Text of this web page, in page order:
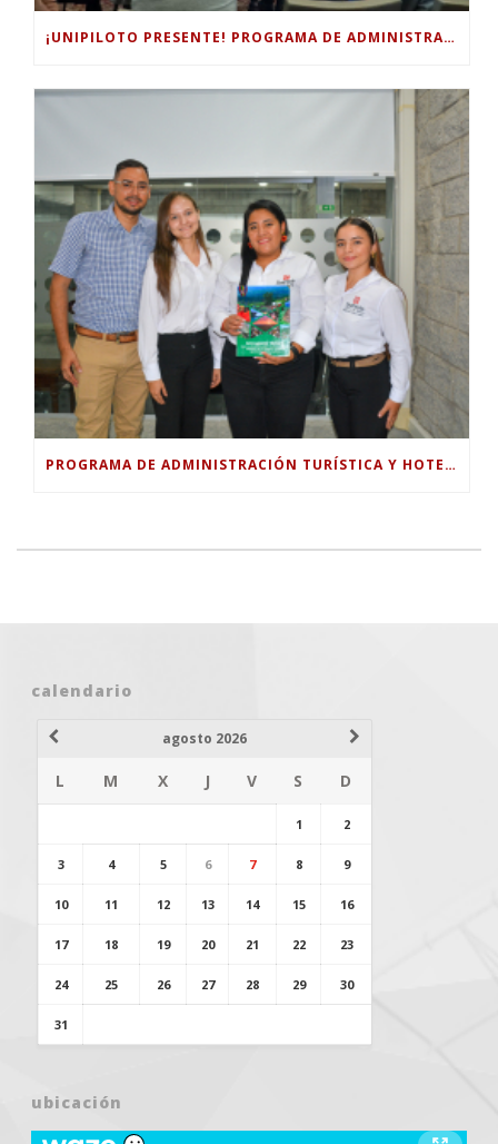
¡UNIPILOTO PRESENTE! PROGRAMA DE ADMINISTRACIÓN TURÍSTICA Y HOTELERA PARTICIPÓ EN EL FORO INTERNACIONAL DE TURISMO “COLOMBIA, UN MUNDO MÁGICO POR EXPLORAR”
PROGRAMA DE ADMINISTRACIÓN TURÍSTICA Y HOTELERA DE LA UNIVERSIDAD PILOTO ENTREGA DOCUMENTO TÉCNICO PARA FORTALECER EL TURISMO RURAL EN GUABINAL.
calendario
agosto 2026
L M X J V S D
1 2
3 4 5 6 7 8 9
10 11 12 13 14 15 16
17 18 19 20 21 22 23
24 25 26 27 28 29 30
31
ubicación